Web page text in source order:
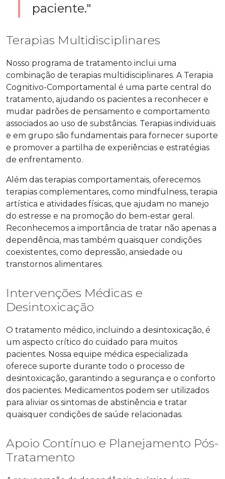
paciente."
Terapias Multidisciplinares
Nosso programa de tratamento inclui uma
combinação de terapias multidisciplinares. A Terapia
Cognitivo-Comportamental é uma parte central do
tratamento, ajudando os pacientes a reconhecer e
mudar padrões de pensamento e comportamento
associados ao uso de substâncias. Terapias individuais
e em grupo são fundamentais para fornecer suporte
e promover a partilha de experiências e estratégias
de enfrentamento.
Além das terapias comportamentais, oferecemos
terapias complementares, como mindfulness, terapia
artística e atividades físicas, que ajudam no manejo
do estresse e na promoção do bem-estar geral.
Reconhecemos a importância de tratar não apenas a
dependência, mas também quaisquer condições
coexistentes, como depressão, ansiedade ou
transtornos alimentares.
Intervenções Médicas e
Desintoxicação
O tratamento médico, incluindo a desintoxicação, é
um aspecto crítico do cuidado para muitos
pacientes. Nossa equipe médica especializada
oferece suporte durante todo o processo de
desintoxicação, garantindo a segurança e o conforto
dos pacientes. Medicamentos podem ser utilizados
para aliviar os sintomas de abstinência e tratar
quaisquer condições de saúde relacionadas.
Apoio Contínuo e Planejamento Pós-
Tratamento